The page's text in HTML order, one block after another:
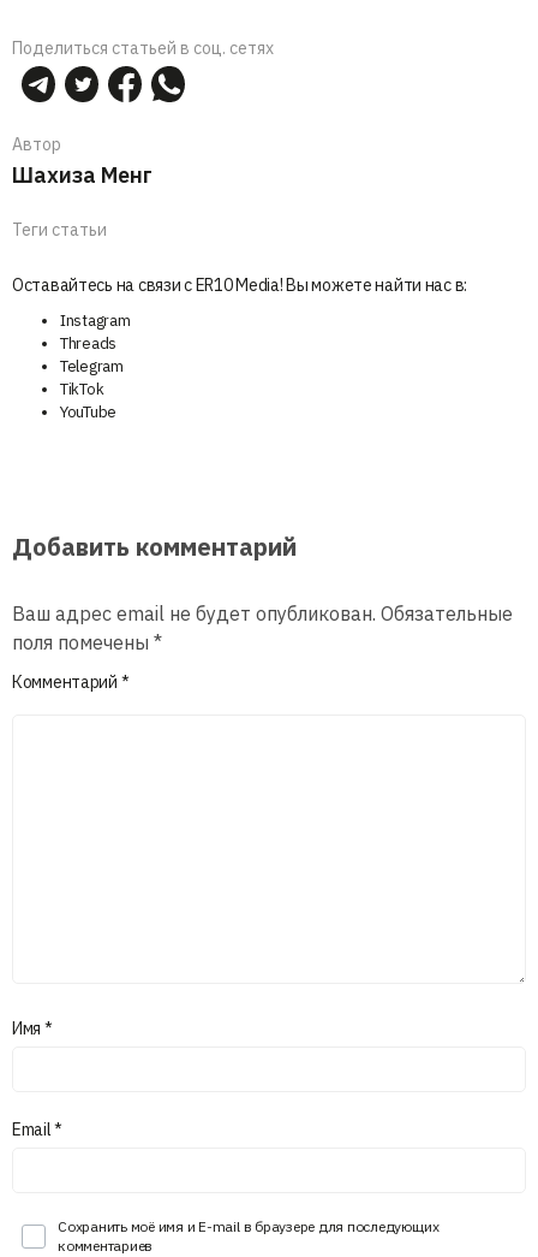
Поделиться статьей в соц. сетях
Автор
Шахиза Менг
Теги статьи
Оставайтесь на связи с ER10 Media! Вы можете найти нас в:
Instagram
Threads
Telegram
TikTok
YouTube
Добавить комментарий
Ваш адрес email не будет опубликован. Обязательные
поля помечены *
Комментарий *
Имя *
Email*
Сохранить моё имя и E-mail в браузере для последующих
комментариев